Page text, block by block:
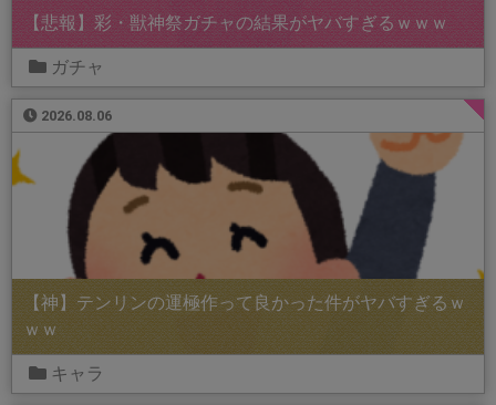
【悲報】彩・獣神祭ガチャの結果がヤバすぎるｗｗｗ
ガチャ
2026.08.06
【神】テンリンの運極作って良かった件がヤバすぎるｗ
ｗｗ
キャラ